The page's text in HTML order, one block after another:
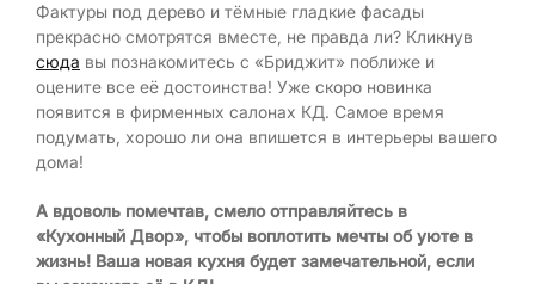
Фактуры под дерево и тёмные гладкие фасады
прекрасно смотрятся вместе, не правда ли? Кликнув
сюда вы познакомитесь с «Бриджит» поближе и
оцените все её достоинства! Уже скоро новинка
появится в фирменных салонах КД. Самое время
подумать, хорошо ли она впишется в интерьеры вашего
дома!
А вдоволь помечтав, смело отправляйтесь в
«Кухонный Двор», чтобы воплотить мечты об уюте в
жизнь! Ваша новая кухня будет замечательной, если